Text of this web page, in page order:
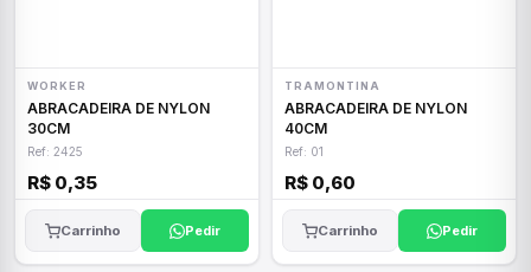
WORKER
ABRACADEIRA DE NYLON
30CM
Ref: 2425
R$ 0,35
Carrinho Pedir
TRAMONTINA
ABRACADEIRA DE NYLON
40CM
Ref: 01
R$ 0,60
Carrinho Pedir